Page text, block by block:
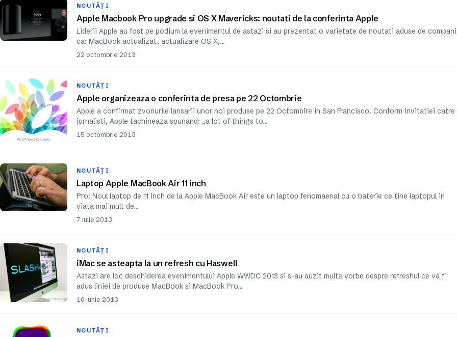
NOUTĂȚI
Apple Macbook Pro upgrade si OS X Mavericks: noutati de la conferinta Apple
Liderii Apple au fost pe podium la evenimentul de astazi si au prezentat o varietate de noutati aduse de
ca: MacBook actualizat, actualizare OS X,…
22 octombrie 2013
NOUTĂȚI
Apple organizeaza o conferinta de presa pe 22 Octombrie
Apple a confirmat zvonurile lansarii unor noi produse pe 22 Octombire in San Francisco. Conform invitatiei catre
jurnalisti, Apple tachineaza spunand: „a lot of things to…
15 octombrie 2013
NOUTĂȚI
Laptop Apple MacBook Air 11 inch
Pro: Noul laptop de 11 inch de la Apple MacBook Air este un laptop fenomaenal cu o baterie ce tine laptopul in
viata mai mult de…
7 iulie 2013
NOUTĂȚI
iMac se asteapta la un refresh cu Haswell
Astazi are loc deschiderea evenimentului Apple WWDC 2013 si s-au auzit multe vorbe despre refreshul ce va fi
adus liniei de produse MacBook si MacBook Pro…
10 iunie 2013
NOUTĂȚI